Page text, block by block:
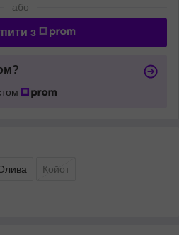
або
з
Койот